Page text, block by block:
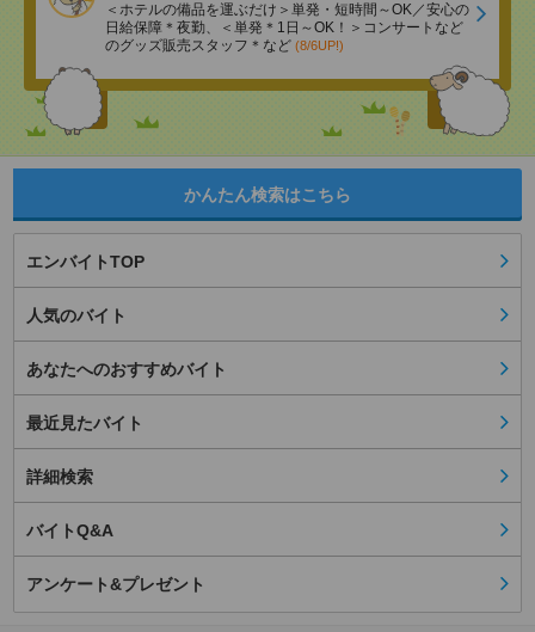
＜ホテルの備品を運ぶだけ＞単発・短時間～OK／安心の
日給保障＊夜勤、＜単発＊1日～OK！＞コンサートなど
のグッズ販売スタッフ＊など (8/6UP!)
かんたん検索はこちら
エンバイトTOP
人気のバイト
あなたへのおすすめバイト
最近見たバイト
詳細検索
バイトQ&A
アンケート&プレゼント